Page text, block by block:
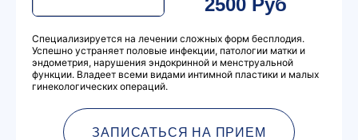
2500 Руб
Специализируется на лечении сложных форм бесплодия.
Успешно устраняет половые инфекции, патологии матки и
эндометрия, нарушения эндокринной и менструальной
функции. Владеет всеми видами интимной пластики и малых
гинекологических операций.
ЗАПИСАТЬСЯ НА ПРИЕМ